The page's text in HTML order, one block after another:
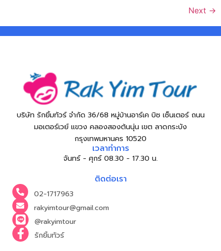
Next →
บริษัท รักยิ้มทัวร์ จำกัด 36/68 หมู่บ้านอาร์เค บิซ เซ็นเตอร์ ถนน
มอเตอร์เวย์ แขวง คลองสองต้นนุ่น เขต ลาดกระบัง
กรุงเทพมหานคร 10520
เวลาทำการ
จันทร์ - ศุกร์ 08.30 - 17.30 น.
ติดต่อเรา
02-1717963
rakyimtour@gmail.com
@rakyimtour
รักยิ้มทัวร์